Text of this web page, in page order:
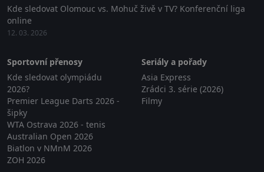
Kde sledovat Olomouc vs. Mohuč živě v TV? Konferenční liga
online
12. 03. 2026
Sportovní přenosy
Kde sledovat olympiádu
2026?
Premier League Darts 2026 -
šipky
WTA Ostrava 2026 - tenis
Australian Open 2026
Biatlon v NMnM 2026
ZOH 2026
Seriály a pořady
Asia Express
Zrádci 3. série (2026)
Filmy